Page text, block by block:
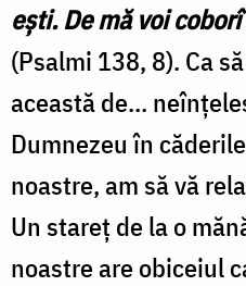
eşti. De mă voi
(Psalmi 138, 8). Ca
această de...
Dumnezeu în
noastre, am să vă
Un stareţ de la o
noastre are obiceiul